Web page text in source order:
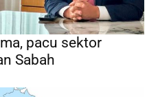
pacu sektor
Sabah